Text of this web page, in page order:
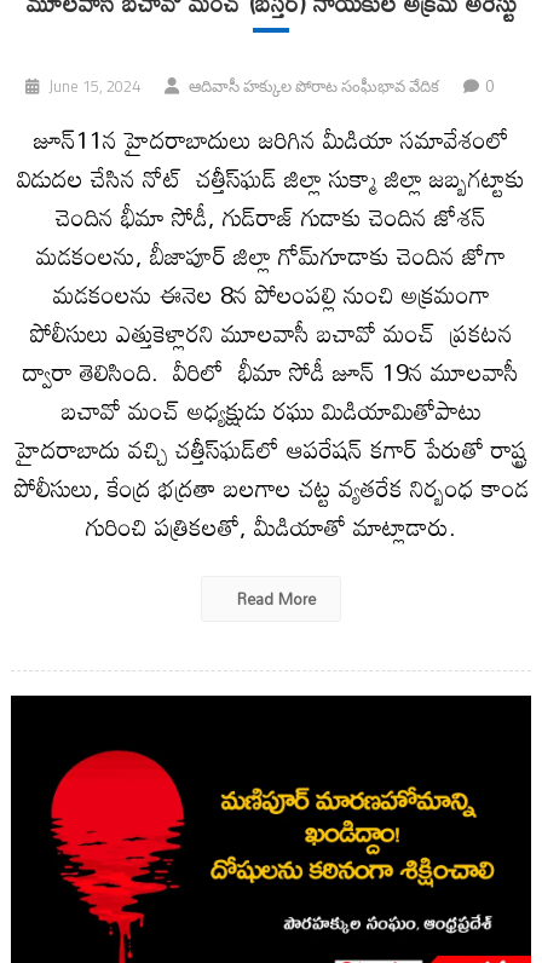
June 15, 2024 ఆదివాసీ హక్కుల పోరాట సంఫీుభావ వేదిక 0
జూన్11న హైదరాబాదులు జరిగిన మీడియా సమావేశంలో
విడుదల చేసిన నోట్ చత్తీస్‌ఘడ్‌ జిల్లా సుక్మా జిల్లా జబ్బగట్టాకు
చెందిన భీమా సోడీ, గుడ్‌రాజ్‌ గుడాకు చెందిన జోశన్‌
మడకంలను, బీజాపూర్‌ జిల్లా గోమ్‌గూడాకు చెందిన జోగా
మడకంలను ఈనెల 8న పోలంపల్లి నుంచి అక్రమంగా
పోలీసులు ఎత్తుకెళ్లారని మూలవాసీ బచావో మంచ్‌ ప్రకటన
ద్వారా తెలిసింది. వీరిలో భీమా సోడీ జూన్‌ 19న మూలవాసీ
బచావో మంచ్‌ అధ్యక్షుడు రఘు మిడియామితోపాటు
హైదరాబాదు వచ్చి చత్తీస్‌ఘడ్‌లో ఆపరేషన్‌ కగార్‌ పేరుతో రాష్ట్ర
పోలీసులు, కేంద్ర భద్రతా బలగాల చట్ట వ్యతరేక నిర్బంధ కాండ
గురించి పత్రికలతో, మీడియాతో మాట్లాడారు.
Read More